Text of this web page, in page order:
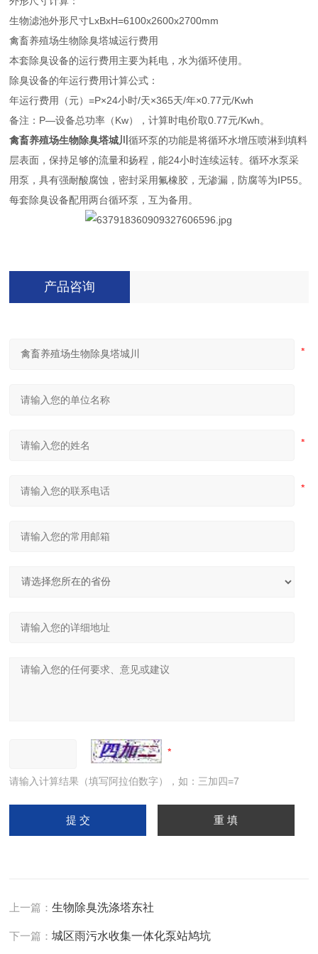
生物滤池外形尺寸LxBxH=6100x2600x2700mm
禽畜养殖场生物除臭塔城运行费用
本套除臭设备的运行费用主要为耗电，水为循环使用。
除臭设备的年运行费用计算公式：
年运行费用（元）=P×24小时/天×365天/年×0.77元/Kwh
备注：P—设备总功率（Kw），计算时电价取0.77元/Kwh。
禽畜养殖场生物除臭塔城川循环泵的功能是将循环水增压喷淋到填料
层表面，保持足够的流量和扬程，能24小时连续运转。循环水泵采
用泵，具有强耐酸腐蚀，密封采用氟橡胶，无渗漏，防腐等为IP55。
每套除臭设备配用两台循环泵，互为备用。
产品咨询
请输入计算结果（填写阿拉伯数字），如：三加四=7
上一篇：生物除臭洗涤塔东社
下一篇：城区雨污水收集一体化泵站鸠坑